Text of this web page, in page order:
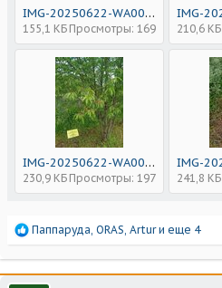
IMG-20250622-WA0033.jpg
155,1 КБ Просмотры: 169 210,6 КБ
IMG-20250622-WA0037.jpg
230,9 КБ Просмотры: 197 241,8 КБ
Р
а
к
Паппаруда, ORAS, Arturи еще 4